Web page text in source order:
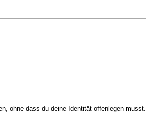
ohne dass du deine Identität offenlegen musst.